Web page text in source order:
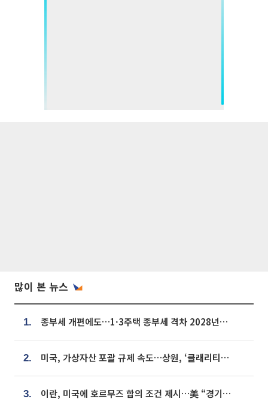
많이 본 뉴스
1. 종부세 개편에도…1·3주택 종부세 격차 2028년부터 확대
2. 미국, 가상자산 포괄 규제 속도…상원, ‘클래리티법’ 9월 절차투표 추진
3. 이란, 미국에 호르무즈 합의 조건 제시…美 “경기 아직 안 끝나” [종합]